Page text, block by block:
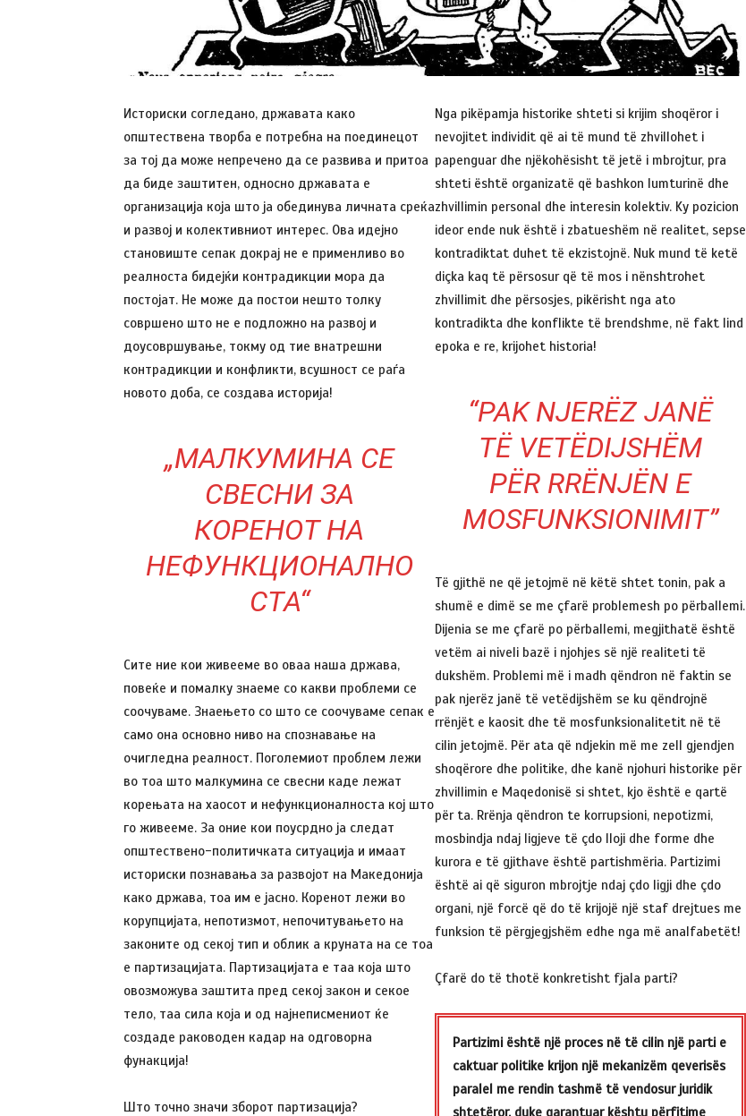
Историски согледано, државата како
општествена творба е потребна на поединецот
за тој да може непречено да се развива и притоа
да биде заштитен, односно државата е
организација која што ја обединува личната среќа
и развој и колективниот интерес. Ова идејно
становиште сепак докрај не е применливо во
реалноста бидејќи контрадикции мора да
постојат. Не може да постои нешто толку
совршено што не е подложно на развој и
доусовршување, токму од тие внатрешни
контрадикции и конфликти, всушност се раѓа
новото доба, се создава историја!
„МАЛКУМИНА СЕ
СВЕСНИ ЗА
КОРЕНОТ НА
НЕФУНКЦИОНАЛНО
СТА“
Сите ние кои живееме во оваа наша држава,
повеќе и помалку знаеме со какви проблеми се
соочуваме. Знаењето со што се соочуваме сепак е
само она основно ниво на спознавање на
очигледна реалност. Поголемиот проблем лежи
во тоа што малкумина се свесни каде лежат
корењата на хаосот и нефункционалноста кој што
го живееме. За оние кои поусрдно ја следат
општествено-политичката ситуација и имаат
историски познавања за развојот на Македонија
како држава, тоа им е јасно. Коренот лежи во
корупцијата, непотизмот, непочитувањето на
законите од секој тип и облик а круната на се тоа
е партизацијата. Партизацијата е таа која што
овозможува заштита пред секој закон и секое
тело, таа сила која и од најнеписмениот ќе
создаде раководен кадар на одговорна
фунакција!
Што точно значи зборот партизација?
Nga pikëpamja historike shteti si krijim shoqëror i
nevojitet individit që ai të mund të zhvillohet i
papenguar dhe njëkohësisht të jetë i mbrojtur, pra
shteti është organizatë që bashkon lumturinë dhe
zhvillimin personal dhe interesin kolektiv. Ky pozicion
ideor ende nuk është i zbatueshëm në realitet, sepse
kontradiktat duhet të ekzistojnë. Nuk mund të ketë
diçka kaq të përsosur që të mos i nënshtrohet
zhvillimit dhe përsosjes, pikërisht nga ato
kontradikta dhe konflikte të brendshme, në fakt lind
epoka e re, krijohet historia!
“PAK NJERËZ JANË
TË VETËDIJSHËM
PËR RRËNJËN E
MOSFUNKSIONIMIT”
Të gjithë ne që jetojmë në këtë shtet tonin, pak a
shumë e dimë se me çfarë problemesh po përballemi.
Dijenia se me çfarë po përballemi, megjithatë është
vetëm ai niveli bazë i njohjes së një realiteti të
dukshëm. Problemi më i madh qëndron në faktin se
pak njerëz janë të vetëdijshëm se ku qëndrojnë
rrënjët e kaosit dhe të mosfunksionalitetit në të
cilin jetojmë. Për ata që ndjekin më me zell gjendjen
shoqërore dhe politike, dhe kanë njohuri historike për
zhvillimin e Maqedonisë si shtet, kjo është e qartë
për ta. Rrënja qëndron te korrupsioni, nepotizmi,
mosbindja ndaj ligjeve të çdo lloji dhe forme dhe
kurora e të gjithave është partishmëria. Partizimi
është ai që siguron mbrojtje ndaj çdo ligji dhe çdo
organi, një forcë që do të krijojë një staf drejtues me
funksion të përgjegjshëm edhe nga më analfabetët!
Çfarë do të thotë konkretisht fjala parti?
Partizimi është një proces në të cilin një parti e
caktuar politike krijon një mekanizëm qeverisës
paralel me rendin tashmë të vendosur juridik
shtetëror, duke garantuar kështu përfitime